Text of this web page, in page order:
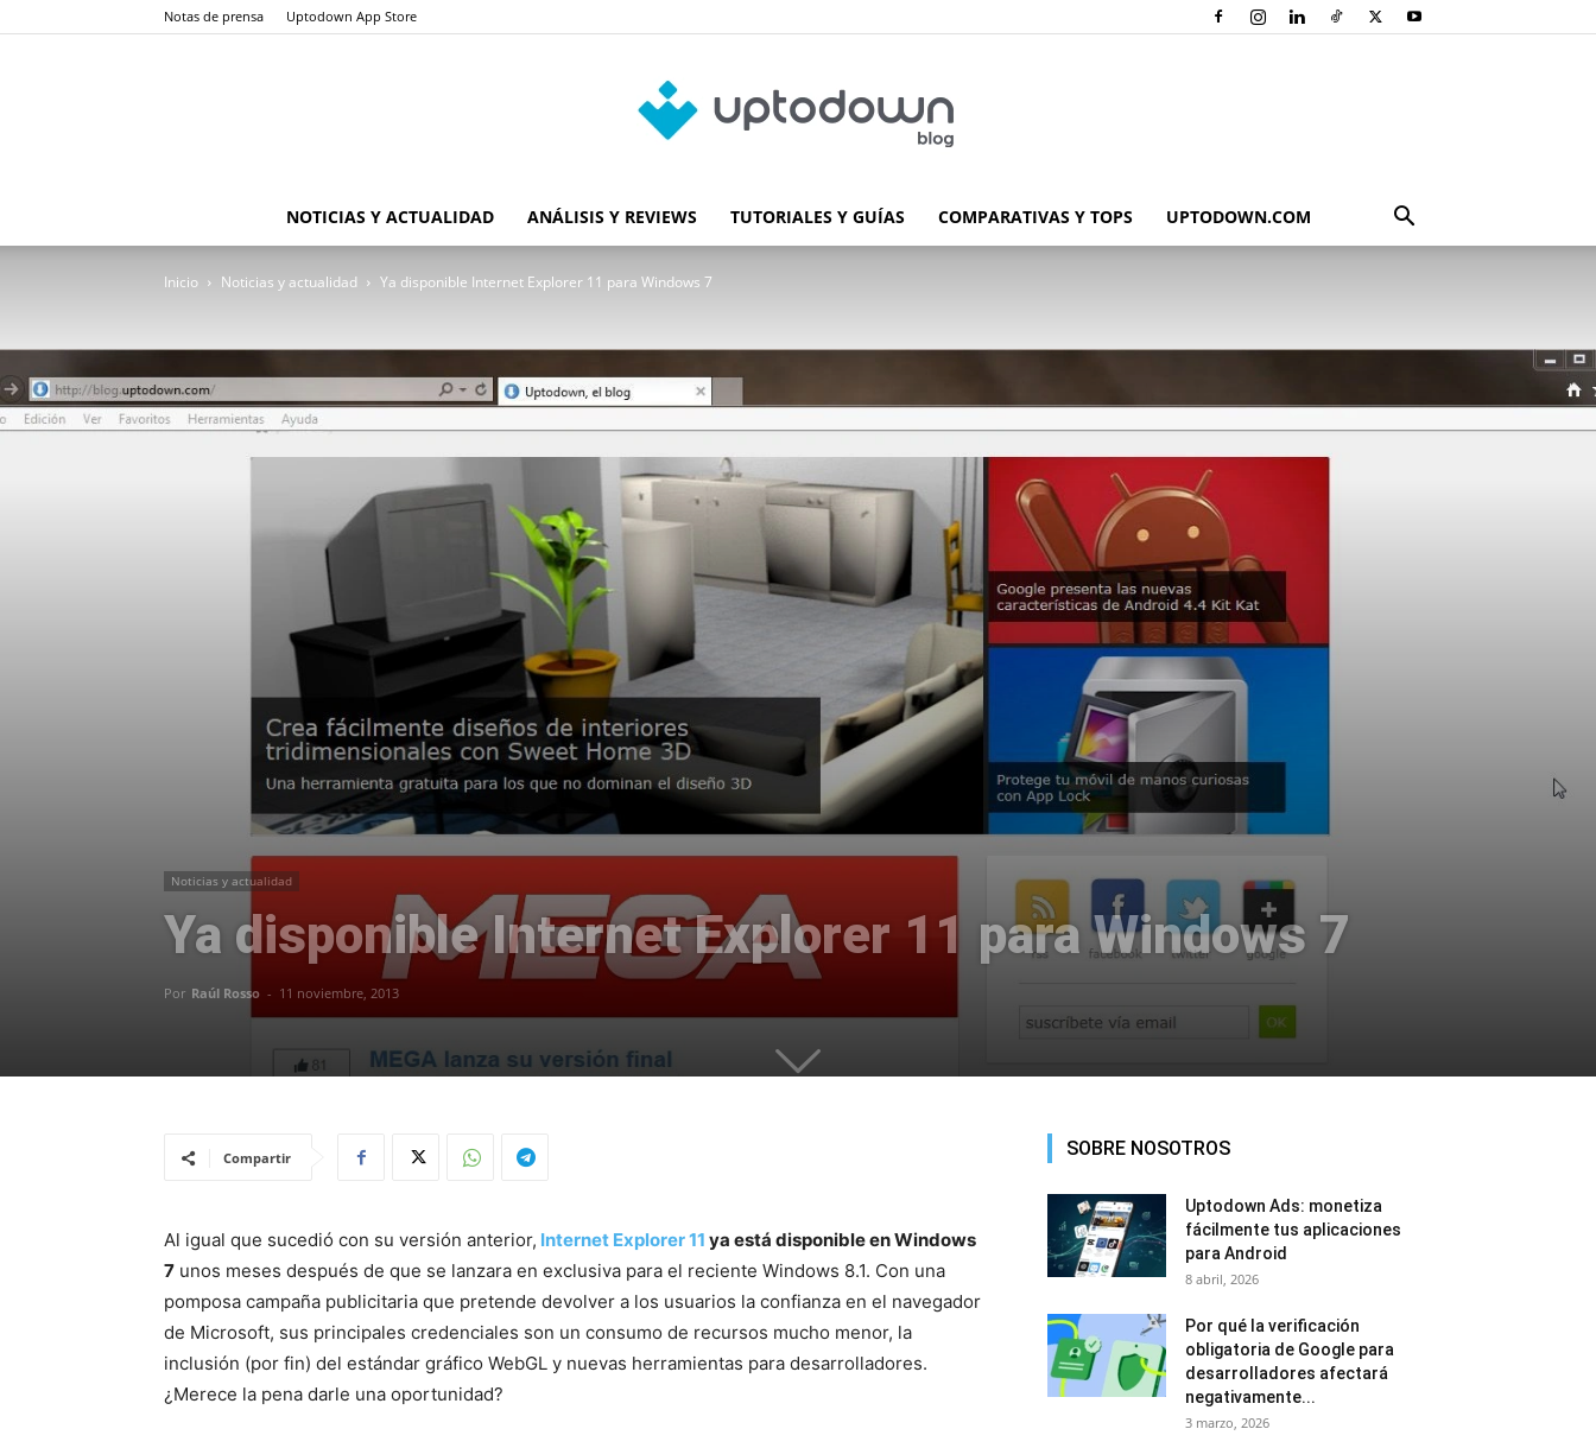
Notas de prensa Uptodown App Store
Blog
Uptodown
NOTICIAS Y ACTUALIDAD ANÁLISIS Y REVIEWS TUTORIALES Y GUÍAS COMPARATIVAS Y TOPS UPTODOWN.COM
Inicio Noticias y actualidad Ya disponible Internet Explorer 11 para Windows 7
Noticias y actualidad
Ya disponible Internet Explorer 11 para Windows 7
Por Raúl Rosso - 11 noviembre, 2013
Compartir
Al igual que sucedió con su versión anterior, Internet Explorer 11 ya está disponible en Windows
7 unos meses después de que se lanzara en exclusiva para el reciente Windows 8.1. Con una
pomposa campaña publicitaria que pretende devolver a los usuarios la confianza en el navegador
de Microsoft, sus principales credenciales son un consumo de recursos mucho menor, la
inclusión (por fin) del estándar gráfico WebGL y nuevas herramientas para desarrolladores.
¿Merece la pena darle una oportunidad?
SOBRE NOSOTROS
Uptodown Ads: monetiza
fácilmente tus aplicaciones
para Android
8 abril, 2026
Por qué la verificación
obligatoria de Google para
desarrolladores afectará
negativamente...
3 marzo, 2026